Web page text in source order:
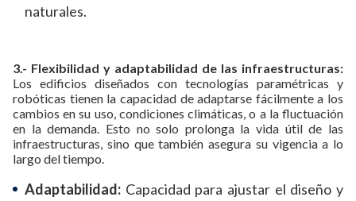
naturales.
3.- Flexibilidad y adaptabilidad de las infraestructuras:
Los edificios diseñados con tecnologías paramétricas y
robóticas tienen la capacidad de adaptarse fácilmente a los
cambios en su uso, condiciones climáticas, o a la fluctuación
en la demanda. Esto no solo prolonga la vida útil de las
infraestructuras, sino que también asegura su vigencia a lo
largo del tiempo.
Adaptabilidad: Capacidad para ajustar el diseño y